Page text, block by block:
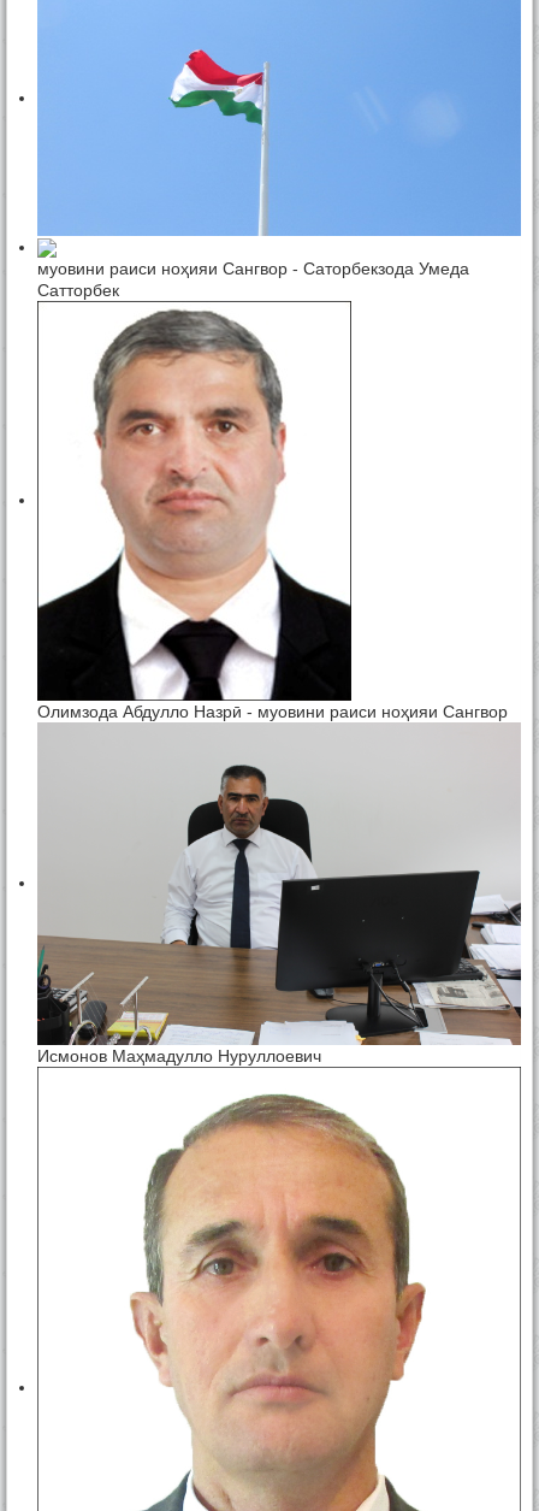
муовини раиси ноҳияи Сангвор - Саторбекзода Умеда
Сатторбек
Олимзода Абдулло Назрӣ - муовини раиси ноҳияи Сангвор
Исмонов Маҳмадулло Нуруллоевич